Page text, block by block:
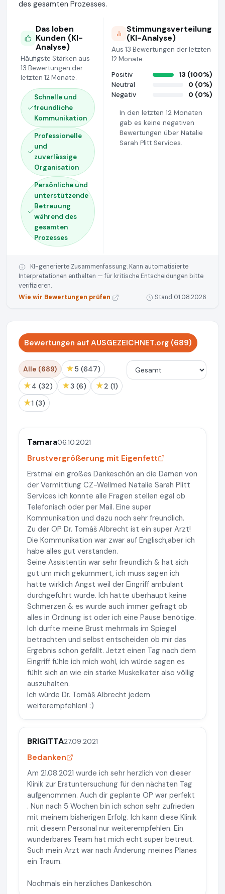
des gesamten Prozesses.
Das loben
Kunden (KI-
Analyse)
Häufigste Stärken aus
13 Bewertungen der
letzten 12 Monate.
Schnelle und
freundliche
Kommunikation
Professionelle
und
zuverlässige
Organisation
Persönliche und
unterstützende
Betreuung
während des
gesamten
Prozesses
Stimmungsverteilung
(KI-Analyse)
Aus 13 Bewertungen der letzten
12 Monate.
Positiv
13 (100%)
Neutral
0 (0%)
Negativ
0 (0%)
In den letzten 12 Monaten
gab es keine negativen
Bewertungen über Natalie
Sarah Plitt Services.
KI-generierte Zusammenfassung. Kann automatisierte
Interpretationen enthalten — für kritische Entscheidungen bitte
verifizieren.
Wie wir Bewertungen prüfen
Stand 01.08.2026
Bewertungen auf AUSGEZEICHNET.org (689)
Alle (689) ★ 5 (647)
★ 4 (32) ★ 3 (6) ★ 2 (1)
★ 1 (3)
Tamara06.10.2021
Brustvergrößerung mit Eigenfett
Erstmal ein großes Dankeschön an die Damen von
der Vermittlung CZ-Wellmed Natalie Sarah Plitt
Services ich konnte alle Fragen stellen egal ob
Telefonisch oder per Mail. Eine super
Kommunikation und dazu noch sehr freundlich.
Zu der OP Dr. Tomáš Albrecht ist ein super Arzt!
Die Kommunikation war zwar auf Englisch,aber ich
habe alles gut verstanden.
Seine Assistentin war sehr freundlich & hat sich
gut um mich gekümmert, ich muss sagen ich
hatte wirklich Angst weil der Eingriff ambulant
durchgeführt wurde. Ich hatte überhaupt keine
Schmerzen & es wurde auch immer gefragt ob
alles in Ordnung ist oder ich eine Pause benötige.
Ich durfte meine Brust mehrmals im Spiegel
betrachten und selbst entscheiden ob mir das
Ergebnis schon gefällt. Jetzt einen Tag nach dem
Eingriff fühle ich mich wohl, ich würde sagen es
fühlt sich an wie ein starke Muskelkater also völlig
auszuhalten.
Ich würde Dr. Tomáš Albrecht jedem
weiterempfehlen! :)
BRIGITTA27.09.2021
Bedanken
Am 21.08.2021 wurde ich sehr herzlich von dieser
Klinik zur Erstuntersuchung für den nächsten Tag
aufgenommen. Auch dir geplante OP war perfekt
. Nun nach 5 Wochen bin ich schon sehr zufrieden
mit meinem bisherigen Erfolg. Ich kann diese Klinik
mit diesem Personal nur weiterempfehlen. Ein
wunderbares Team hat mich echt super betreut.
Such mein Arzt war nach Änderung meines Planes
ein Traum.
Nochmals ein herzliches Dankeschön.